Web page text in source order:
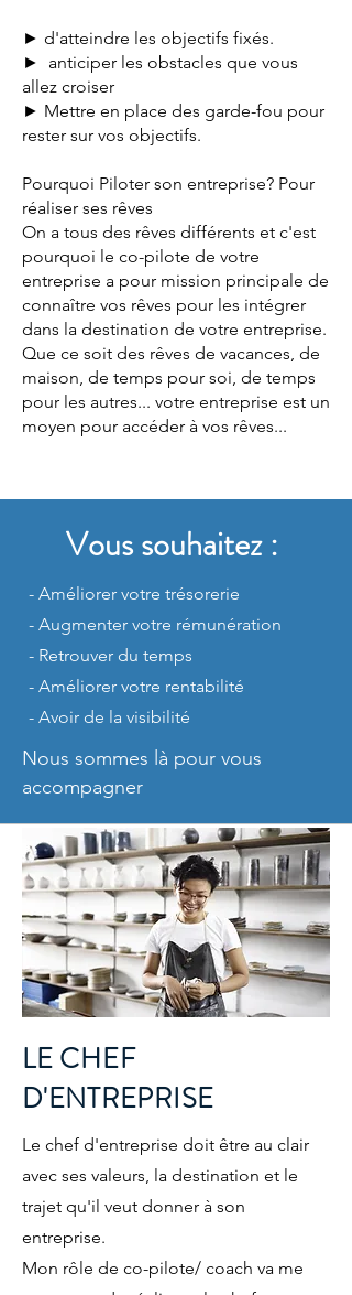
► d'atteindre les objectifs fixés.
► anticiper les obstacles que vous
allez croiser
► Mettre en place des garde-fou pour
rester sur vos objectifs.
Pourquoi Piloter son entreprise? Pour
réaliser ses rêves
On a tous des rêves différents et c'est
pourquoi le co-pilote de votre
entreprise a pour mission principale de
connaître vos rêves pour les intégrer
dans la destination de votre entreprise.
Que ce soit des rêves de vacances, de
maison, de temps pour soi, de temps
pour les autres... votre entreprise est un
moyen pour accéder à vos rêves...
Vous souhaitez :
- Améliorer votre trésorerie
- Augmenter votre rémunération
- Retrouver du temps
- Améliorer votre rentabilité
- Avoir de la visibilité
Nous sommes là pour vous
accompagner
LE CHEF
D'ENTREPRISE
Le chef d'entreprise doit être au clair
avec ses valeurs, la destination et le
trajet qu'il veut donner à son
entreprise.
Mon rôle de co-pilote/ coach va me